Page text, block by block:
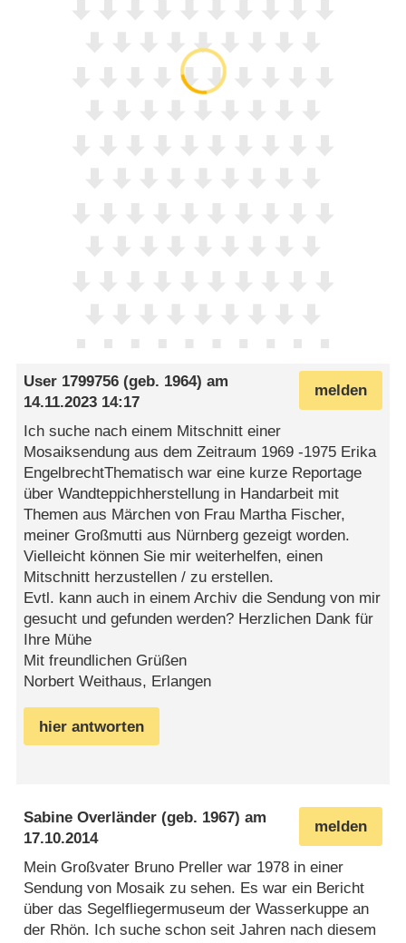
melden
User 1799756 (geb. 1964) am
14.11.2023 14:17
Ich suche nach einem Mitschnitt einer
Mosaiksendung aus dem Zeitraum 1969 -1975 Erika
EngelbrechtThematisch war eine kurze Reportage
über Wandteppichherstellung in Handarbeit mit
Themen aus Märchen von Frau Martha Fischer,
meiner Großmutti aus Nürnberg gezeigt worden.
Vielleicht können Sie mir weiterhelfen, einen
Mitschnitt herzustellen / zu erstellen.
Evtl. kann auch in einem Archiv die Sendung von mir
gesucht und gefunden werden? Herzlichen Dank für
Ihre Mühe
Mit freundlichen Grüßen
Norbert Weithaus, Erlangen
hier antworten
melden
Sabine Overländer (geb. 1967) am
17.10.2014
Mein Großvater Bruno Preller war 1978 in einer
Sendung von Mosaik zu sehen. Es war ein Bericht
über das Segelfliegermuseum der Wasserkuppe an
der Rhön. Ich suche schon seit Jahren nach diesem